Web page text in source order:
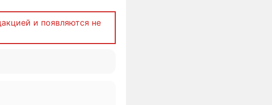
и появляются не